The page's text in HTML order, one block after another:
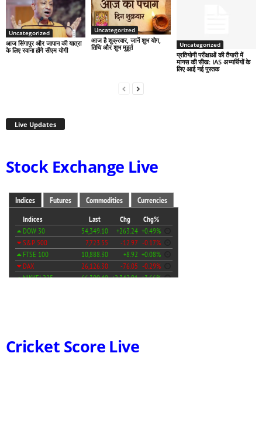
Uncategorized
आज सिंगापुर और जापान की यात्रा
के लिए रवाना होंगे सीएम योगी
Uncategorized
आज है शुक्रवार, जानें शुभ योग,
तिथि और शुभ मुहूर्त
Uncategorized
प्रतियोगी परीक्षाओं की तैयारी में
मानस की सीख: IAS अभ्यर्थियों के
लिए आई नई पुस्तक
Live Updates
Stock Exchange Live
Cricket Score Live